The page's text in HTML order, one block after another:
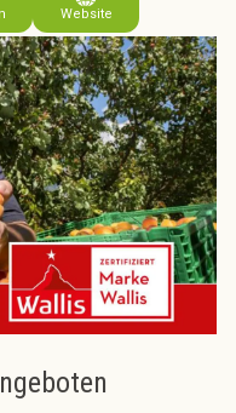
Website